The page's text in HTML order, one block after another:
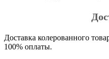
Доставка колерованного
100% оплаты.